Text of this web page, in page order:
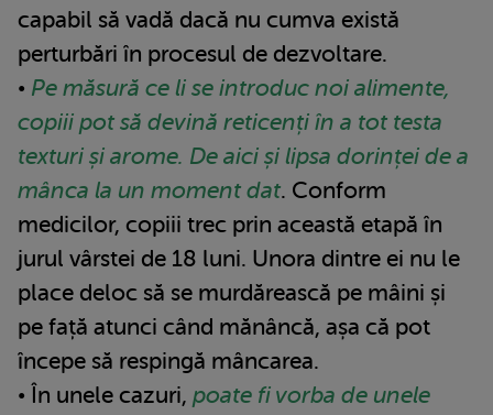
capabil să vadă dacă nu cumva există
perturbări în procesul de dezvoltare.
• Pe măsură ce li se introduc noi alimente,
copiii pot să devină reticenți în a tot testa
texturi și arome. De aici și lipsa dorinței de a
mânca la un moment dat. Conform
medicilor, copiii trec prin această etapă în
jurul vârstei de 18 luni. Unora dintre ei nu le
place deloc să se murdărească pe mâini și
pe față atunci când mănâncă, așa că pot
începe să respingă mâncarea.
• În unele cazuri, poate fi vorba de unele